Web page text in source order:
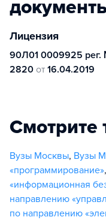
Лицензия
90Л01 0009925
2820 от 16.04.2019
Смотрите
Вузы Москвы, Вузы
«программирование»,
«информационная
направлению
по направлению